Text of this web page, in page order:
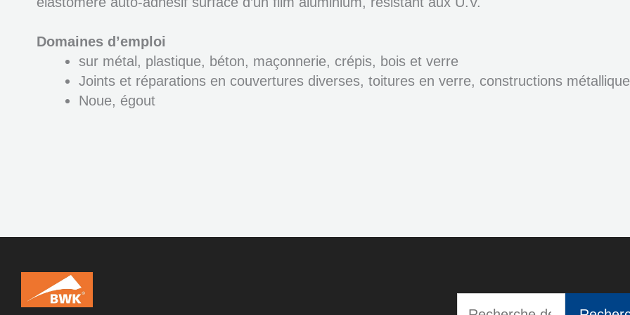
Domaines d’emploi
sur métal, plastique, béton, maçonnerie, crépis, bois et verre
Joints et réparations en couvertures diverses, toitures en verre, constructions
Noue, égout